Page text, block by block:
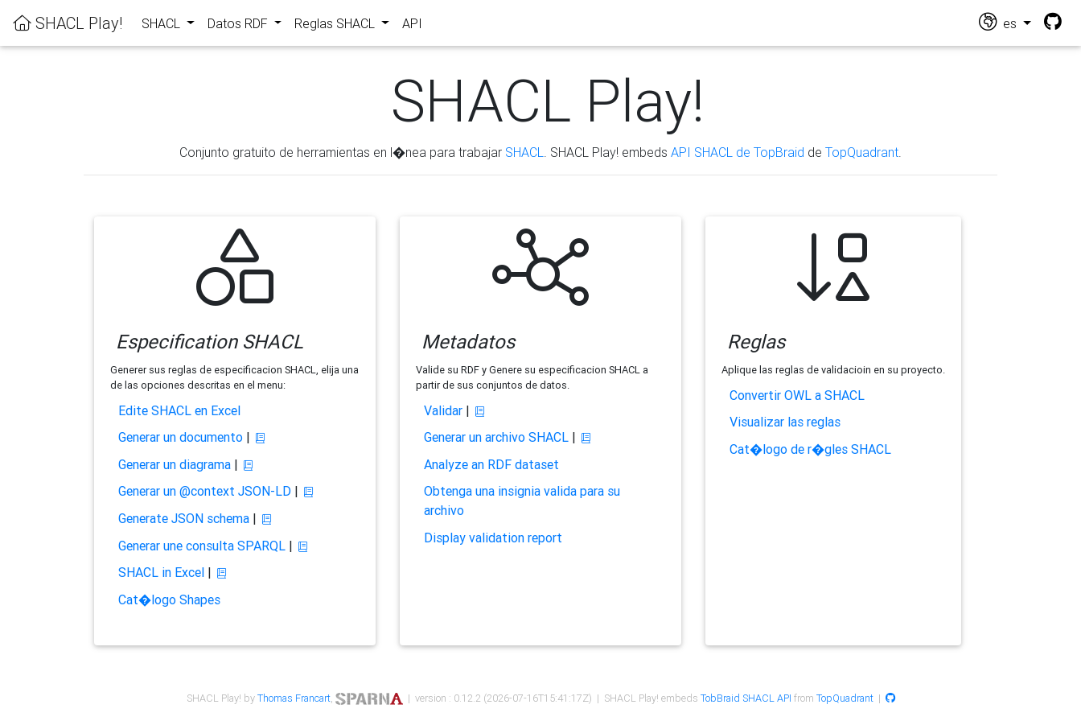
SHACL Play! SHACL Datos RDF Reglas SHACL API es
SHACL Play!
Conjunto gratuito de herramientas en l�nea para trabajar SHACL . SHACL Play! embeds API SHACL de TopBraid de TopQuadrant
Especification SHACL
Generer sus reglas de especificacion SHACL, elija una
de las opciones descritas en el menu:
Edite SHACL en Excel
Generar un documento|
Generar un diagrama|
Generar un @context JSON-LD|
Generate JSON schema|
Generar une consulta SPARQL|
SHACL in Excel|
Cat�logo Shapes
Metadatos
Valide su RDF y Genere su especificacion SHACL a
partir de sus conjuntos de datos.
Validar|
Generar un archivo SHACL|
Analyze an RDF dataset
Obtenga una insignia valida para su
archivo
Display validation report
Reglas
Aplique las reglas de validacioin en su proyecto.
Convertir OWL a SHACL
Visualizar las reglas
Cat�logo de r�gles SHACL
SHACL Play! byThomas Francart, | version : 0.12.2 (2026-07-16T15:41:17Z) | SHACL Play! embeds TobBraid SHACL API from TopQuadrant|